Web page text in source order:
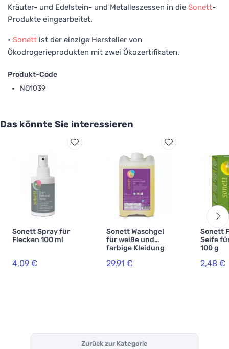
Kräuter- und Edelstein- und Metalleszessen in die Sonett-
Produkte eingearbeitet.
• Sonett ist der einzige Hersteller von
Ökodrogerieprodukten mit zwei Ökozertifikaten.
Produkt-Code
NO1039
Das könnte Sie interessieren
Sonett Spray für
Flecken 100 ml
4,09 €
Sonett Waschgel
für weiße und
farbige Kleidung
29,91 €
Sonett
Seife
100 g
2,48 €
Zurück zur Kategorie